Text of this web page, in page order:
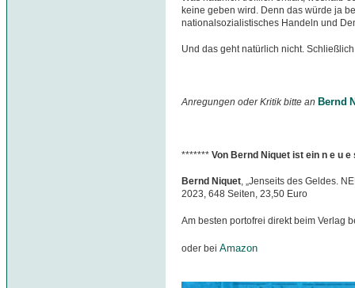
keine geben wird. Denn das würde ja
nationalsozialistisches Handeln und
Und das geht natürlich nicht.
Anregungen oder Kritik bitte an Bernd
******* Von Bernd Niquet ist ein n e u
Bernd Niquet, „Jenseits des Geldes.
2023, 648 Seiten, 23,50 Euro
Am besten portofrei direkt beim Verlag
oder bei Amazon